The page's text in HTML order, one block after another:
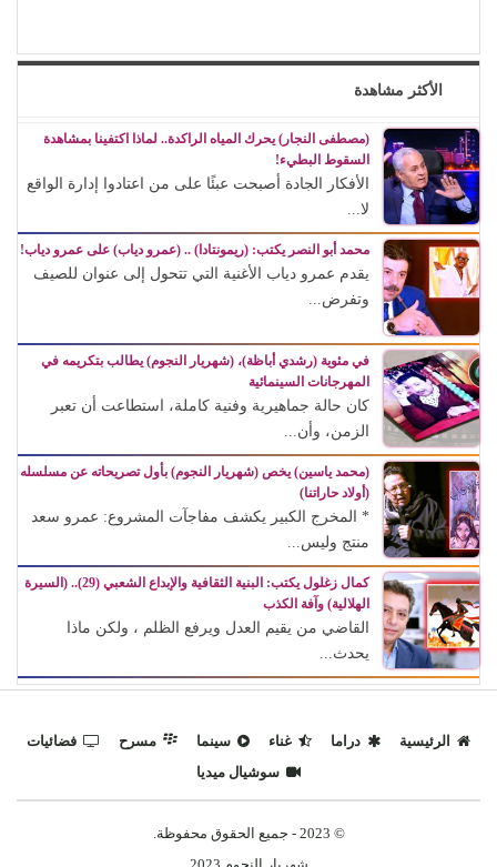
الأكثر مشاهدة
(مصطفى النجار) يحرك المياه الراكدة.. لماذا اكتفينا بمشاهدة
السقوط البطيء!
الأفكار الجادة أصبحت عبئًا على من اعتادوا إدارة الواقع
لا...
محمد أبو النصر يكتب: (ريمونتادا) .. (عمرو دياب) على عمرو دياب!
يقدم عمرو دياب الأغنية التي تتحول إلى عنوان للصيف
وتفرض...
في مئوية (رشدي أباظة)، (شهريار النجوم) يطالب بتكريمه في
المهرجانات السينمائية
كان حالة جماهيرية وفنية كاملة، استطاعت أن تعبر
الزمن، وأن...
(محمد ياسين) يخص (شهريار النجوم) بأول تصريحاته عن مسلسله
(أولاد حاراتنا)
* المخرج الكبير يكشف مفاجآت المشروع: عمرو سعد
منتج وليس...
كمال زغلول يكتب: البنية الثقافية والإبداع الشعبي (29).. (السيرة
الهلالية) وآفة الكذب
القاضي من يقيم العدل ويرفع الظلم ، ولكن ماذا
يحدث...
الرئيسية دراما غناء سينما مسرح
فضائيات
سوشيال ميديا
© 2023 - جميع الحقوق محفوظة.